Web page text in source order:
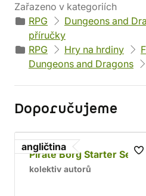
Zařazeno v kategoriích
RPG
Dungeons and
příručky
RPG
Hry na hrdiny
Dungeons and Dragons
Doporučujeme
angličtina
Pirate Borg Starter Set
kolektiv autorů